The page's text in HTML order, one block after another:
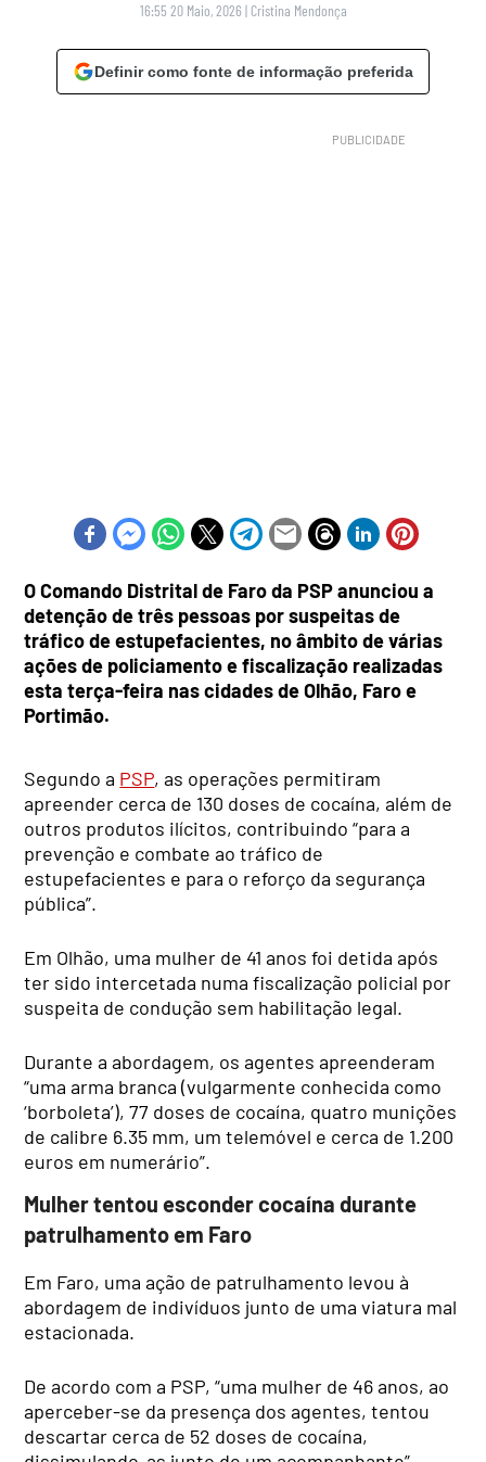
16:55 20 Maio, 2026 | Cristina Mendonça
Definir como fonte de informação preferida
O Comando Distrital de Faro da PSP anunciou a
detenção de três pessoas por suspeitas de
tráfico de estupefacientes, no âmbito de várias
ações de policiamento e fiscalização realizadas
esta terça-feira nas cidades de Olhão, Faro e
Portimão.
Segundo a PSP, as operações permitiram
apreender cerca de 130 doses de cocaína, além de
outros produtos ilícitos, contribuindo “para a
prevenção e combate ao tráfico de
estupefacientes e para o reforço da segurança
pública”.
Em Olhão, uma mulher de 41 anos foi detida após
ter sido intercetada numa fiscalização policial por
suspeita de condução sem habilitação legal.
Durante a abordagem, os agentes apreenderam
“uma arma branca (vulgarmente conhecida como
‘borboleta’), 77 doses de cocaína, quatro munições
de calibre 6.35 mm, um telemóvel e cerca de 1.200
euros em numerário”.
Mulher tentou esconder cocaína durante
patrulhamento em Faro
Em Faro, uma ação de patrulhamento levou à
abordagem de indivíduos junto de uma viatura mal
estacionada.
De acordo com a PSP, “uma mulher de 46 anos, ao
aperceber-se da presença dos agentes, tentou
descartar cerca de 52 doses de cocaína,